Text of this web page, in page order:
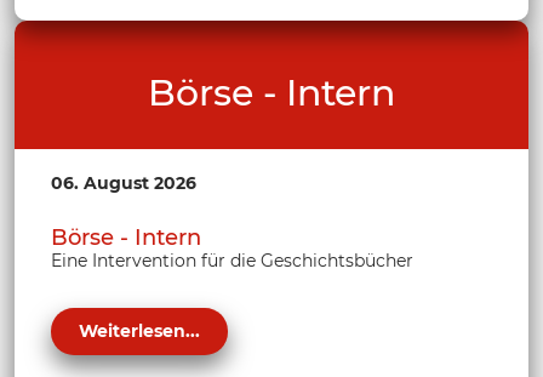
Börse - Intern
06. August 2026
Börse - Intern
Eine Intervention für die Geschichtsbücher
Weiterlesen...